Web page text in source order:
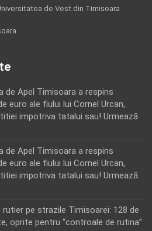
de Vest din Timisoara
de Apel Timisoara a respins
euro ale fiului lui Cornel Urcan,
impotriva tatalui sau! Urmează
de Apel Timisoara a respins
euro ale fiului lui Cornel Urcan,
impotriva tatalui sau! Urmează
rutier pe strazile Timisoarei: 128 de
oprite pentru “controale de rutina”